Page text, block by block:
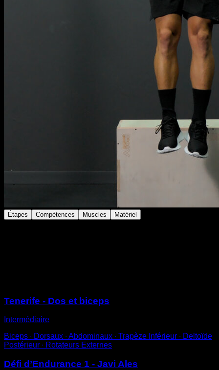
Étapes Compétences Muscles Matériel
Tenerife - Dos et biceps
Intermédiaire
Biceps ∙ Dorsaux ∙ Abdominaux ∙ Trapèze Inférieur ∙ Deltoïde
Postérieur ∙ Rotateurs Externes
Défi d’Endurance 1 - Javi Ales